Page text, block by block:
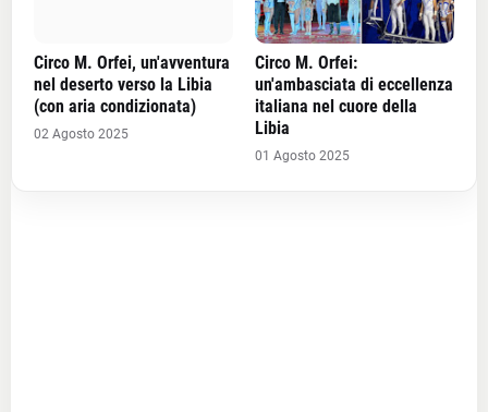
Circo M. Orfei, un'avventura
nel deserto verso la Libia
(con aria condizionata)
02 Agosto 2025
Circo M. Orfei:
un'ambasciata di eccellenza
italiana nel cuore della
Libia
01 Agosto 2025